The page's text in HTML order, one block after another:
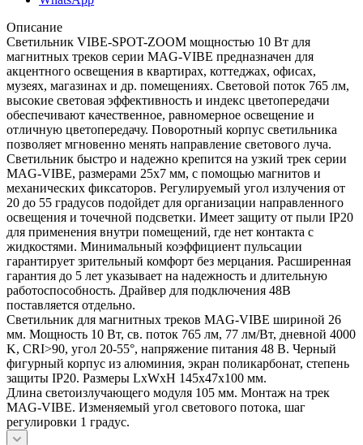
Описание
Светильник VIBE-SPOT-ZOOM мощностью 10 Вт для
магнитных треков серии MAG-VIBE предназначен для
акцентного освещения в квартирах, коттеджах, офисах,
музеях, магазинах и др. помещениях. Световой поток 765 лм,
высокие световая эффективность и индекс цветопередачи
обеспечивают качественное, равномерное освещение и
отличную цветопередачу. Поворотный корпус светильника
позволяет мгновенно менять направление светового луча.
Светильник быстро и надежно крепится на узкий трек серии
MAG-VIBE, размерами 25х7 мм, с помощью магнитов и
механических фиксаторов. Регулируемый угол излучения от
20 до 55 градусов подойдет для организации направленного
освещения и точечной подсветки. Имеет защиту от пыли IP20
для применения внутри помещений, где нет контакта с
жидкостями. Минимальный коэффициент пульсации
гарантирует зрительный комфорт без мерцания. Расширенная
гарантия до 5 лет указывает на надежность и длительную
работоспособность. Драйвер для подключения 48В
поставляется отдельно.
Светильник для магнитных треков MAG-VIBE шириной 26
мм. Мощность 10 Вт, св. поток 765 лм, 77 лм/Вт, дневной 4000
K, CRI>90, угол 20-55°, напряжение питания 48 В. Черный
фигурный корпус из алюминия, экран поликарбонат, степень
защиты IP20. Размеры LxWxH 145x47x100 мм.
Длина светоизлучающего модуля 105 мм. Монтаж на трек
MAG-VIBE. Изменяемый угол светового потока, шаг
регулировки 1 градус.